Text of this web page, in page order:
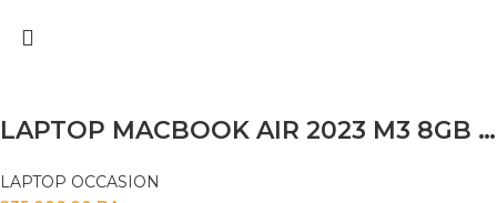
LAPTOP MACBOOK AIR 2023 M3 8GB 256SSD 15.6″
LAPTOP OCCASION